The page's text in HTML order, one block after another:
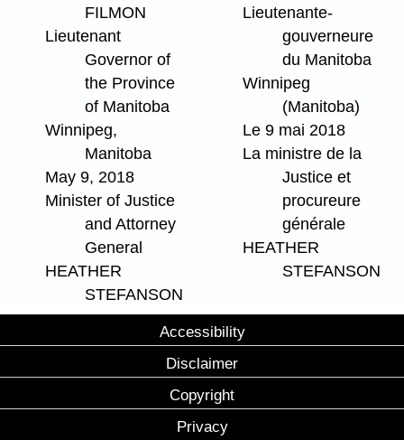
FILMON
Lieutenant
Governor of
the Province
of Manitoba
Winnipeg,
Manitoba
May 9, 2018
Minister of Justice
and Attorney
General
HEATHER
STEFANSON
Lieutenante-
gouverneure
du Manitoba
Winnipeg
(Manitoba)
Le 9 mai 2018
La ministre de la
Justice et
procureure
générale
HEATHER
STEFANSON
Accessibility
Disclaimer
Copyright
Privacy